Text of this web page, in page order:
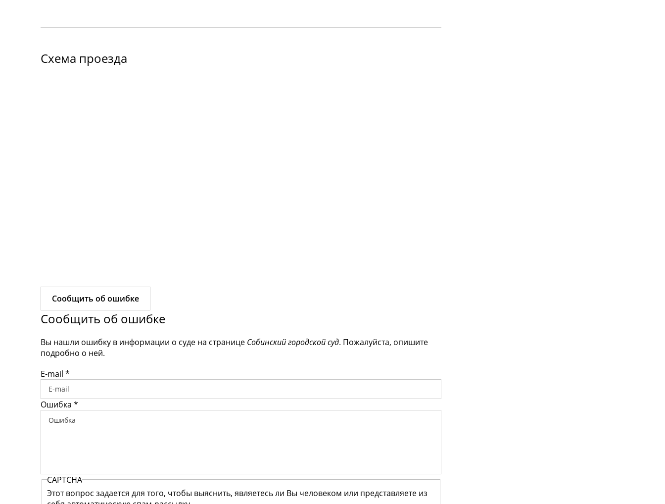
Схема проезда
Сообщить об ошибке
Сообщить об ошибке
Вы нашли ошибку в информации о суде на странице Собинский городской суд. Пожалуйста, опишите
подробно о ней.
E-mail *
Ошибка *
CAPTCHA
Этот вопрос задается для того, чтобы выяснить, являетесь ли Вы человеком или представляете из